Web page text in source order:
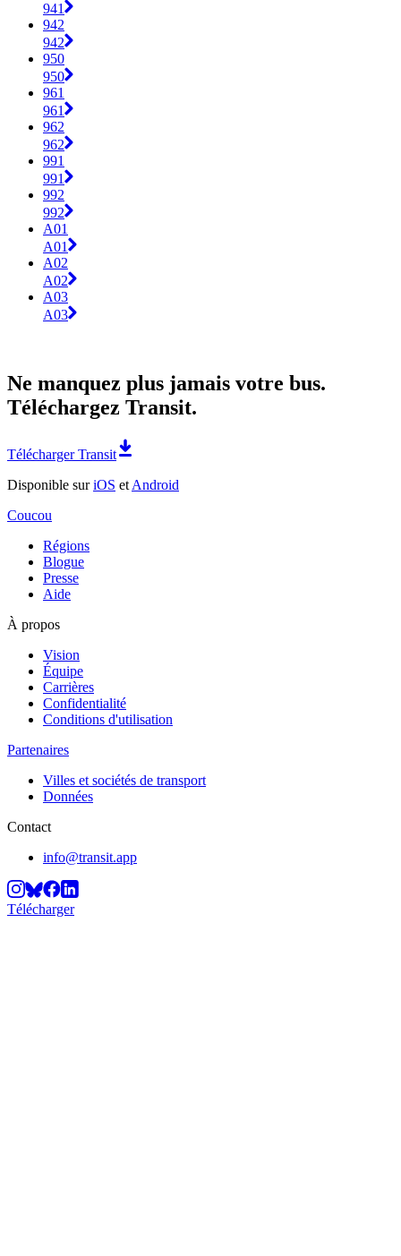
941
942
942
950
950
961
961
962
962
991
991
992
992
A01
A01
A02
A02
A03
A03
Ne manquez plus jamais votre bus.
Téléchargez Transit.
Télécharger Transit
Disponible suriOS et Android
Coucou
Régions
Blogue
Presse
Aide
À propos
Vision
Équipe
Carrières
Confidentialité
Conditions d'utilisation
Partenaires
Villes et sociétés de transport
Données
Contact
info@transit.app
Télécharger